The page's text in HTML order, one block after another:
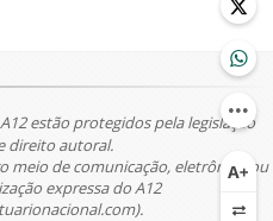
estão protegidos pela legislação
direito autoral.
meio de comunicação, eletrônico ou
expressa do A12